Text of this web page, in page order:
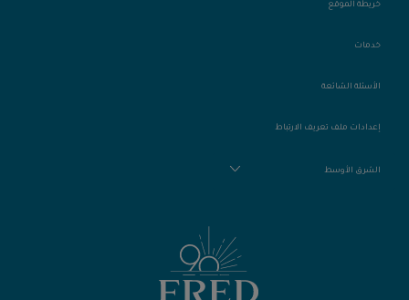
خريطة الموقع
خدمات
الأسئلة الشائعة
إعدادات ملف تعريف الارتباط
الشرق الأوسط